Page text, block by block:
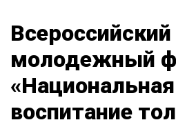
Всероссийский
молодежный
воспитание